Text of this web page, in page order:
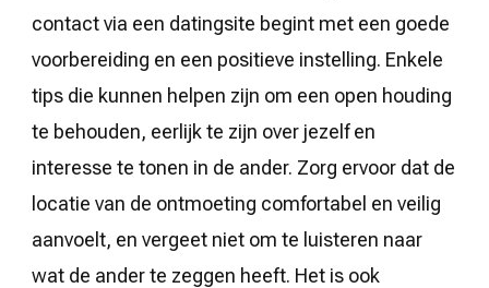
contact via een datingsite begint met een goede
voorbereiding en een positieve instelling. Enkele
tips die kunnen helpen zijn om een open houding
te behouden, eerlijk te zijn over jezelf en
interesse te tonen in de ander. Zorg ervoor dat de
locatie van de ontmoeting comfortabel en veilig
aanvoelt, en vergeet niet om te luisteren naar
wat de ander te zeggen heeft. Het is ook